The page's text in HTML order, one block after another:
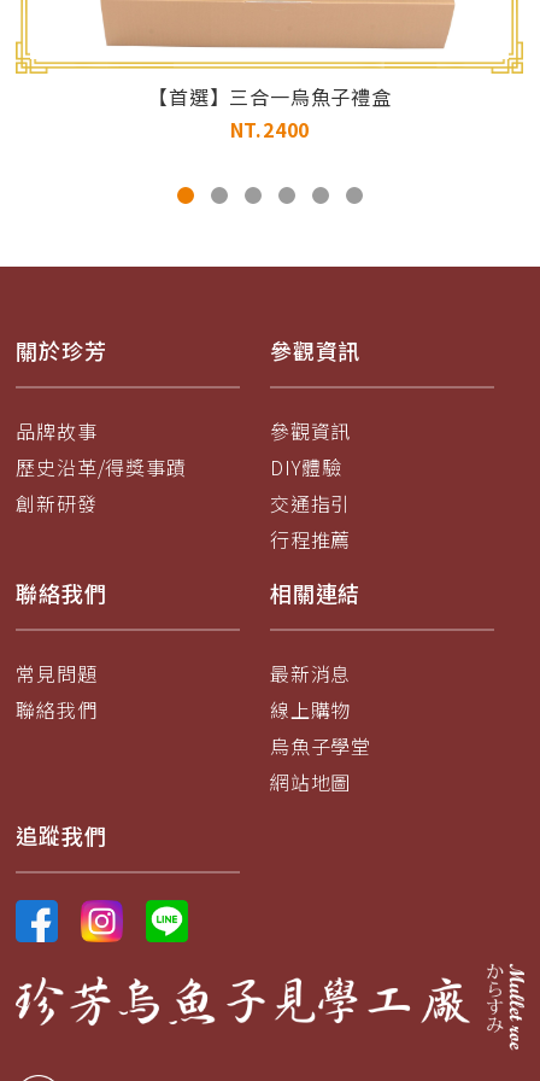
【首選】三合一烏魚子禮盒
NT.2400
關於珍芳
品牌故事
歷史沿革/得獎事蹟
創新研發
參觀資訊
參觀資訊
DIY體驗
交通指引
行程推薦
聯絡我們
常見問題
聯絡我們
相關連結
最新消息
線上購物
烏魚子學堂
網站地圖
追蹤我們